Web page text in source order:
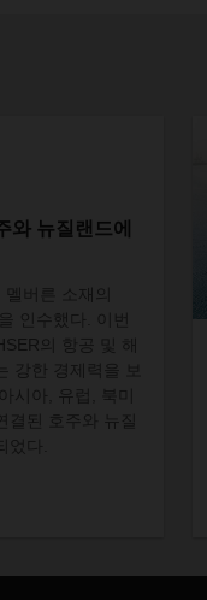
와 뉴질랜드에
멜버른
소재의
인수했다
의 항공
강한 경제력을
아시아
북미
연결된 호주와
뉴질
었다